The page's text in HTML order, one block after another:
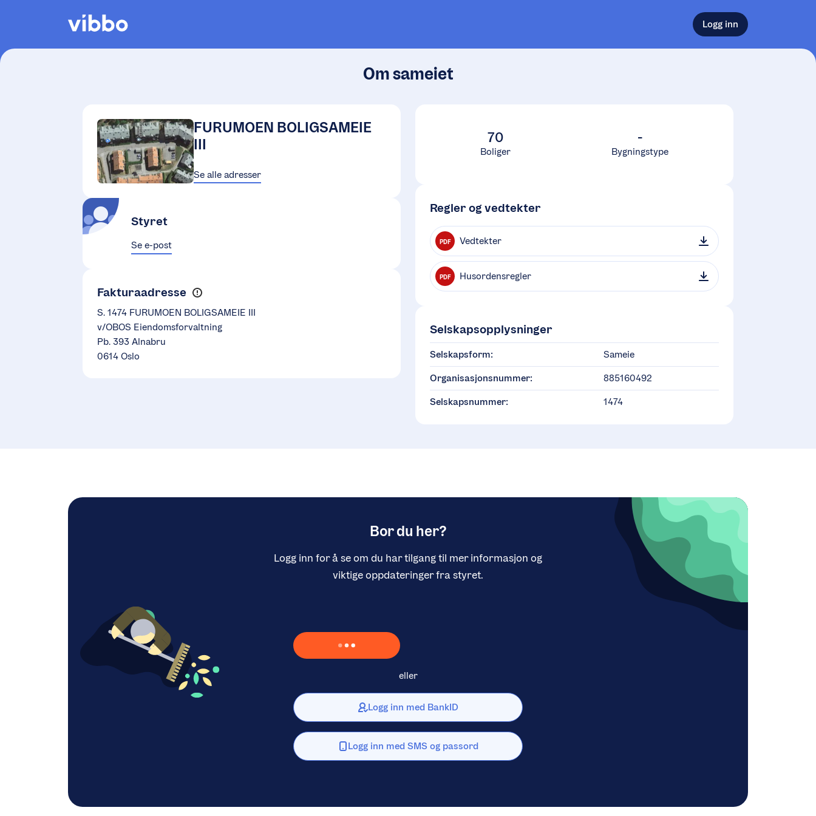
Logg inn
Om sameiet
FURUMOEN BOLIGSAMEIE
III
Se alle adresser
Styret
Se e-post
Fakturaadresse
S. 1474 FURUMOEN BOLIGSAMEIE III
v/OBOS Eiendomsforvaltning
Pb. 393 Alnabru
0614 Oslo
70
Boliger
-
Bygningstype
Regler og vedtekter
PDF Vedtekter
PDF Husordensregler
Selskapsopplysninger
Selskapsform: Sameie
Organisasjonsnummer: 885160492
Selskapsnummer: 1474
Bor du her?
Logg inn for å se om du har tilgang til mer informasjon og
viktige oppdateringer fra styret.
Laster inn Vipps …
eller
Logg inn med BankID
Logg inn med SMS og passord